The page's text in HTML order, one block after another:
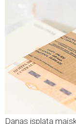
Danas isplata